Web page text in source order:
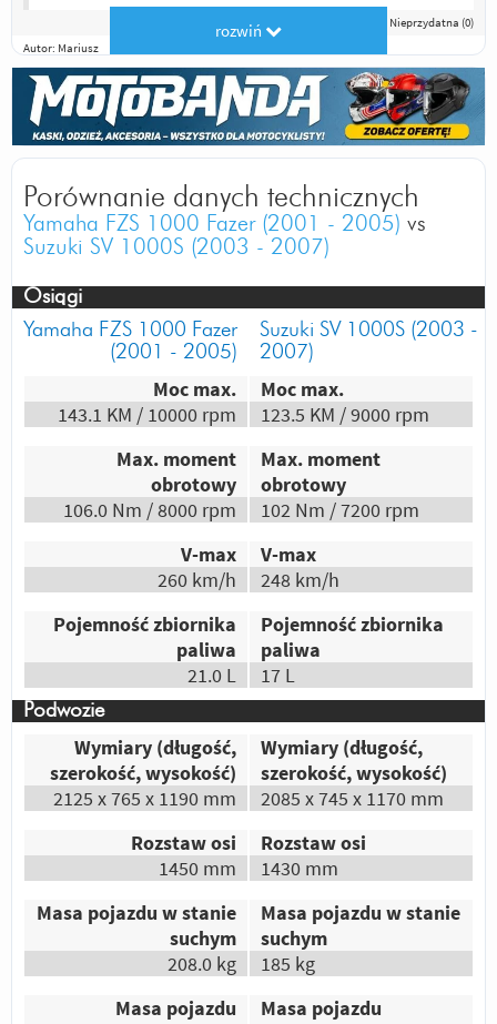
Odpowiedz Nieprzydatna (0)
Autor: Mariusz
Co R4 to R4
Odpowiedz | Przydatna (2)| Nieprzydatna (1
Autor:Użytkownik Kilofazera
1. Moc
2. Serce R1
3. Pozycja podczas jazdy
4. 300k przebieg bez problemu
5. Uniwersalność
Odpowiedz| Przydatna ( 2)| Nieprzydatna (
Mateusz3813
R4. Wieksza moc. Lepsze hamulce
Odpowiedz| Przydatna (1)| Nieprzydatna (0)
Bo to Yamaha i tyle w temacie
Odpowiedz| Przydatna (3)| Nieprzydatna (2)
Zdaje się, że stare powiedzenie „Jeżeli coś
jest do wszystkiego, to jest do niczego",
dużego Fazera po prostu nie dotyczy.
Odpowiedz
Autor:daniel
jest bardziej uniwersalny, wygodniejszy
Odpowiedz| Przydatna (1)| Nieprzydatna (
Autor:kuzzi
Przednia owiewka
mocno wyeksponowany litrowy silnik
piękne kocie oczy
bezawaryjność
Odpowiedz| Przydatna (1)| Nieprzydatna (0)
rozwiń
Porównanie danych technicznych
Yamaha FZS 1000 Fazer (2001 - 2005) vs
Suzuki SV 1000S (2003 - 2007)
Osiągi
Yamaha FZS 1000 Fazer
(2001 - 2005)
Suzuki SV 1000S (2003 -
2007)
Moc max.
143.1 KM / 10000 rpm
123.5 KM / 9000 rpm
Moc max.
Max. moment
obrotowy
106.0 Nm / 8000 rpm
102 Nm / 7200 rpm
Max. moment
obrotowy
V-max
260 km/h
248 km/h
V-max
Pojemność zbiornika
paliwa
21.0 L
17 L
Pojemność zbiornika
paliwa
Podwozie
Wymiary (długość,
szerokość, wysokość)
2125 x 765 x 1190 mm
2085 x 745 x 1170 mm
Wymiary (długość,
szerokość, wysokość)
Rozstaw osi
1450 mm
1430 mm
Rozstaw osi
Masa pojazdu w stanie
suchym
208.0 kg
185 kg
Masa pojazdu w stanie
suchym
Masa pojazdu
Masa pojazdu